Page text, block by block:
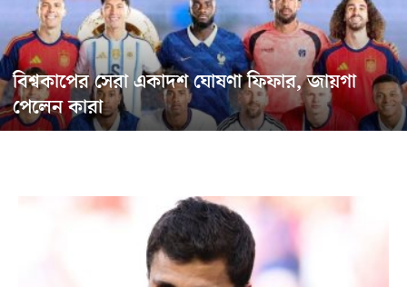
বিশ্বকাপের সেরা একাদশ ঘোষণা ফিফার, জায়গা
পেলেন কারা